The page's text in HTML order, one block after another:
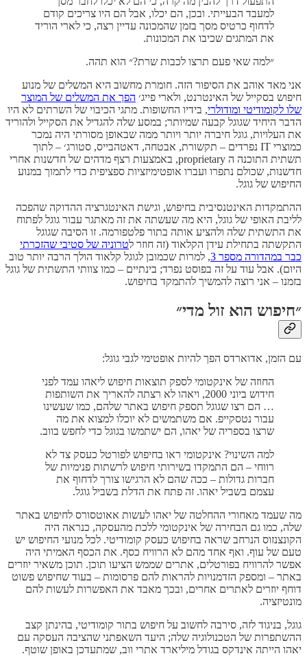
למעבד הבעייתי. ובכן, הם יכלו, אבל הם היו צריכים קודם
לדחוף כרטיס מסך בזמן שהמכונה עדיין רצה, כי לארי הוריד
את המתגים שכיבו את המכונות.
״למה שאי פעם תרצו לכבות שרת?״ הוא תהה.
אני מאד אוהב את הסיפור הזה. חומרת מחשוב היא המשלים של מנוע
חיפוש בסקייל של האינטרנט, ולארי פייג׳ הפך את המשלים של המוצר
שלו לקומודיטי ומודולרי, בידיו החשופות. מתגי הכיבוי של השרתים לא היו
הדבר היחיד שגוגל קבעה שמיותר; במסע שלה להגדיל את הסקייל ולהוריד
את העלויות, גוגל חיברה יותר ויותר ממה שבאופן מסורתי היה נמכר
כמוצרי IT נפרדים – תקשורת, אבטחה, דאטהבייס, סטורג׳ – לתוך
תשתית התוכנה ה proprietary, באמצעות רצף מדהים של חדשנות אחרי
חדשנות, שכולם נתפרו ועברו אופטימיזציות ספציפית כדי לתמוך במנוע
החיפוש של גוגל.
ההתמקדות האינטנסיבית בחיפוש, וגישת האינטגרציה ההדוקה שהפכה
לליבת האופי של גוגל, היא מה שעשתה את זה מאתגר עבור גוגל לפתוח
את התשתית שלה ולהציע אותה בתור פלטפורמה. זו הסיבה שגוגל
התקשתה בתחילת עידן הקלאוד (זה חוזר לטרוניה של סטיבי שהזכרתי
כבר במהדורה מספר 3
, למרות שכמובן לגוגל קלאוד הולך הרבה יותר טוב
היום). אבל עוד על זה בפוסט נפרד; בינתיים – כמו צוותי התשתית של גוגל
בזמנו – אני רוצה להמשיך להתמקד בחיפוש.
״חיפוש הוא זול מדי״
עם הזמן, אדוארדס הפך להיות אופטימי לגבי גוגל:
החוזה של אינקטומי לספק תוצאות חיפוש ליאהו עמד לפני
חידוש ביוני 2000, ויאהו לא רצתה להאריך את השותפות
… הם רצו שגוגל תספק חיפוש באתר שלהם, כמו שעשינו
עבור נטסקייפ. אם משתמשים לא יוכלו למצוא את מה
שרצו בספריה של יאהו, הם ישתמשו בגוגל כדי לחפש בווב.
למה השינוי? אינקטומי ראו בחיפוש לפורטל כעסק צד לא
רווחי – הם התמקדו בשירותי חיפוש לרשתות פנימיות של
חברות גדולות – ככה שהם לא הרגישו צורך לדחוף את
עצמם בשביל יאהו. זה פתח את הדלת בשביל גוגל.
מה שעמד מאחורי ההחלטה של יאהו לעשות אאוטסורס לחיפוש באתר
שלה, כמו גם הבחירה של אינקטומי ללכת מהעסקה, כנראה היה
הקונצנזוס הנרחב שראה בחיפוש כעסק קומודיטי. לכל מנועי החיפוש יש
טעם של עוף. ואף אחד מהם לא הרוויח כסף. את הכסף האמיתי היה
אפשר להרוויח בפורטלים, אתרים שממש הציעו תוכן. תוכן משאיר יוזרים
באתר – ומספק הזדמנויות להראות להם פרסומות – בעוד שחיפוש פשוט
דוחף יוזרים לאתרים אחרים, ובכך מאבד את האפשרות לעשות להם
מונטיזציה.
גוגל, בניגוד לזה, סירבה לחשוב על חיפוש בתור קומודיטי, בהינתן קצב
ההשתפרות של הטכנולוגיה שלה; היעד השאפתני שהציבה העסקה עם
יאהו הייתה אינדקס בגודל מיליארד אתרי ווב, שמתעדכן באופן שוטף.